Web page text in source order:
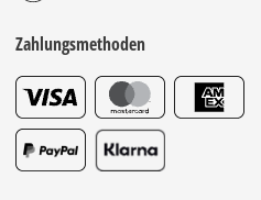
Zahlungsmethoden